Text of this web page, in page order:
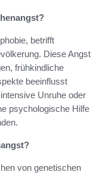
betrifft
Diese Angst
frühkindliche
beeinflusst
Unruhe oder
psychologische Hilfe
von genetischen